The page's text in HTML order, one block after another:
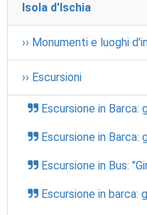
Isola d'Ischia
›› Monumenti e luoghi
›› Escursioni
Escursione in Barca:
Escursione in Barca:
Escursione in Bus:
Escursione in barca: